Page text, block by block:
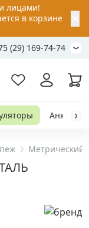
лицами!
в корзине
(29) 169-74-74
Анкер-
Метрический